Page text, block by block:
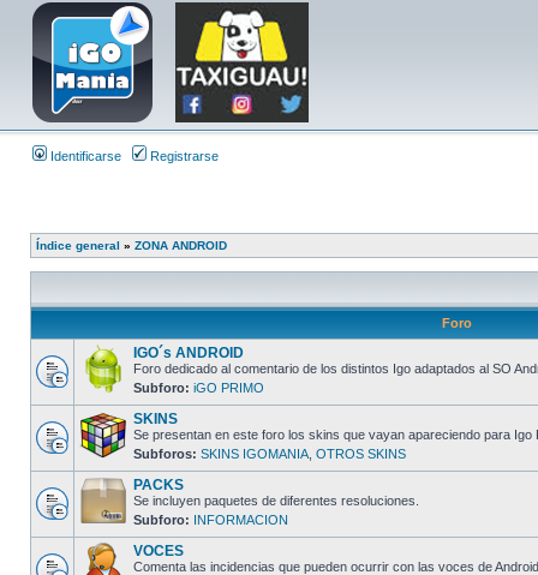
Identificarse Registrarse
Índice general » ZONA ANDROID
Foro
IGO´s ANDROID
Foro dedicado al comentario de los distintos Igo adaptados al SO
Subforo: iGO PRIMO
SKINS
Se presentan en este foro los skins que vayan apareciendo para Igo
Subforos: SKINS IGOMANIA OTROS SKINS
PACKS
Se incluyen paquetes de diferentes resoluciones.
Subforo: INFORMACION
VOCES
Comenta las incidencias que pueden ocurrir con las voces de